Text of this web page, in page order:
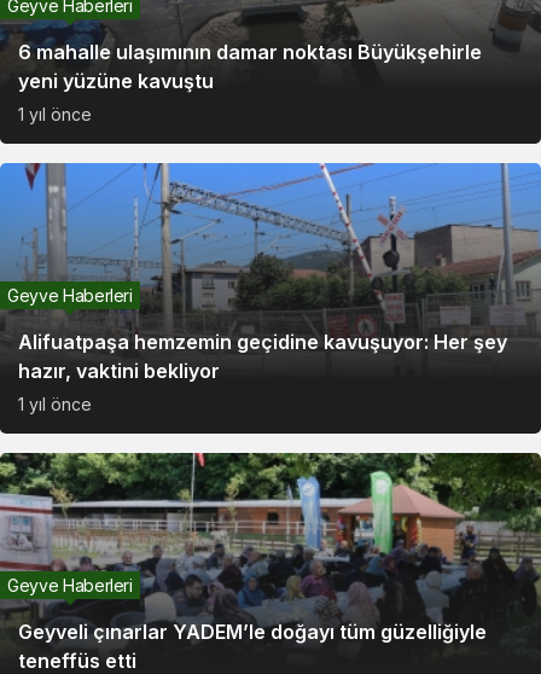
6 mahalle ulaşımının damar noktası Büyükşehirle
yeni yüzüne kavuştu
Geyve Haberleri
1 yıl önce
Alifuatpaşa hemzemin geçidine kavuşuyor: Her şey
hazır, vaktini bekliyor
Geyve Haberleri
1 yıl önce
Geyveli çınarlar YADEM’le doğayı tüm güzelliğiyle
teneffüs etti
Geyve Haberleri